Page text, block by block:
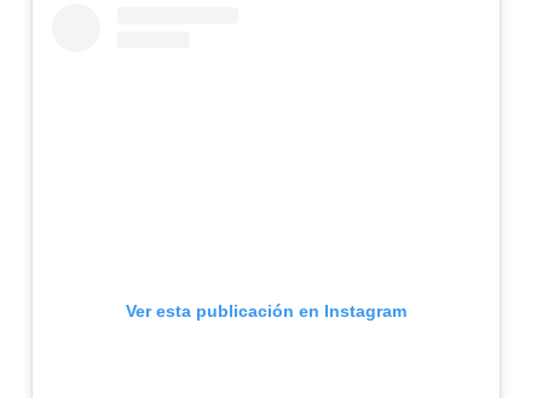
Ver esta publicación en Instagram